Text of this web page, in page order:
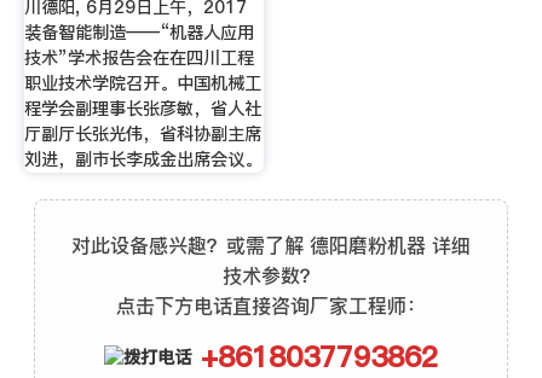
川德阳, 6月29日上午，2017
装备智能制造——“机器人应用
技术”学术报告会在在四川工程
职业技术学院召开。中国机械工
程学会副理事长张彦敏，省人社
厅副厅长张光伟，省科协副主席
刘进，副市长李成金出席会议。
对此设备感兴趣？或需了解 德阳磨粉机器 详细
技术参数？
点击下方电话直接咨询厂家工程师：
+8618037793862